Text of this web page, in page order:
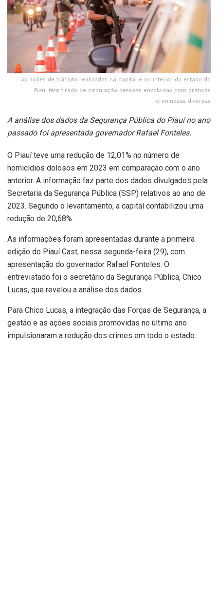
As ações de trânsito realizadas na capital e no interior do estado do
Piauí têm tirado de circulação pessoas envolvidas com práticas
criminosas diversas
A análise dos dados da Segurança Pública do Piauí no ano
passado foi apresentada governador Rafael Fonteles.
O Piauí teve uma redução de 12,01% no número de
homicídios dolosos em 2023 em comparação com o ano
anterior. A informação faz parte dos dados divulgados pela
Secretaria da Segurança Pública (SSP) relativos ao ano de
2023. Segundo o levantamento, a capital contabilizou uma
redução de 20,68%.
As informações foram apresentadas durante a primeira
edição do Piauí Cast, nessa segunda-feira (29), com
apresentação do governador Rafael Fonteles. O
entrevistado foi o secretário da Segurança Pública, Chico
Lucas, que revelou a análise dos dados.
Para Chico Lucas, a integração das Forças de Segurança, a
gestão e as ações sociais promovidas no último ano
impulsionaram a redução dos crimes em todo o estado.